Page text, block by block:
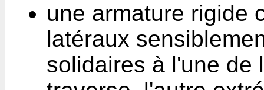
une armature rigide
latéraux
solidaires à l'une de